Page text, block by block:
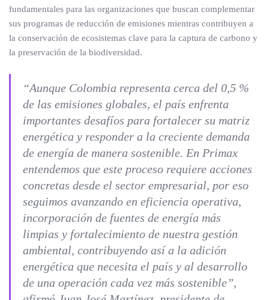
fundamentales para las organizaciones que buscan complementar
sus programas de reducción de emisiones mientras contribuyen a
la conservación de ecosistemas clave para la captura de carbono y
la preservación de la biodiversidad.
“Aunque Colombia representa cerca del 0,5 %
de las emisiones globales, el país enfrenta
importantes desafíos para fortalecer su matriz
energética y responder a la creciente demanda
de energía de manera sostenible. En Primax
entendemos que este proceso requiere acciones
concretas desde el sector empresarial, por eso
seguimos avanzando en eficiencia operativa,
incorporación de fuentes de energía más
limpias y fortalecimiento de nuestra gestión
ambiental, contribuyendo así a la adición
energética que necesita el país y al desarrollo
de una operación cada vez más sostenible”,